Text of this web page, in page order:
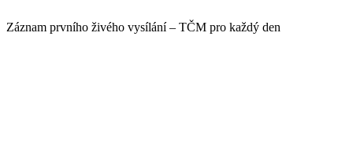
Záznam prvního živého vysílání – TČM pro každý den